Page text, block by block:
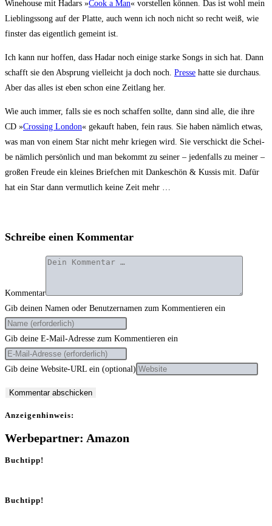
Wine­house mit Hadars »Cook a Man« vor­stel­len kön­nen. Das ist wohl mein
Lieb­lings­song auf der Plat­te, auch wenn ich noch nicht so recht weiß, wie
fins­ter das eigent­lich gemeint ist.
Ich kann nur hof­fen, dass Hadar noch eini­ge star­ke Songs in sich hat. Dann
schafft sie den Absprung viel­leicht ja doch noch. Pres­se hat­te sie durch­aus.
Aber das alles ist eben schon eine Zeit­lang her.
Wie auch immer, falls sie es noch schaf­fen soll­te, dann sind alle, die ihre
CD »Crossing Lon­don« gekauft haben, fein raus. Sie haben näm­lich etwas,
was man von einem Star nicht mehr krie­gen wird. Sie ver­schickt die Schei­
be näm­lich per­sön­lich und man bekommt zu sei­ner – jeden­falls zu mei­ner –
gro­ßen Freu­de ein klei­nes Brief­chen mit Dan­ke­schön & Kus­sis mit. Dafür
hat ein Star dann ver­mut­lich kei­ne Zeit mehr …
Schreibe einen Kommentar
Kommentar
Gib deinen Namen oder Benutzernamen zum Kommentieren ein
Gib deine E-Mail-Adresse zum Kommentieren ein
Gib deine Website-URL ein (optional)
Anzei­gen­hin­weis:
Werbepartner: Amazon
Buchtipp!
Buchtipp!